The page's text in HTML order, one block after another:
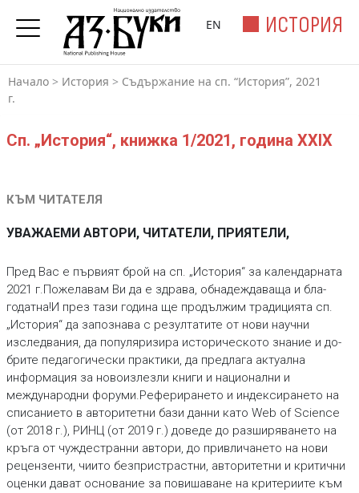
ИСТОРИЯ
EN
Начало > История > Съдържание на сп. “История”, 2021
г.
Сп. „История“, книжка 1/2021, година XXIX
КЪМ ЧИТАТЕЛЯ
УВАЖАЕМИ АВТОРИ, ЧИТАТЕЛИ, ПРИЯТЕЛИ,
Пред Вас е първият брой на сп. „История“ за ка­лендарната
2021 г.Пожелавам Ви да е здрава, обнадеждаваща и бла­
годатна!И през тази година ще продължим традицията сп.
„История“ да запознава с резултатите от нови научни
изслед­вания, да популяризира историческото знание и до­
брите педагогически практики, да предлага актуал­на
информация за новоизлезли книги и национални и
международни форуми.Реферирането и индексирането на
списанието в авторитетни бази данни като Web of Science
(от 2018 г.), РИНЦ (от 2019 г.) доведе до разширяването на
кръга от чуждестранни автори, до привличането на нови
рецензенти, чиито безпристрастни, авторитетни и критични
оценки дават основание за повишаване на критериите към